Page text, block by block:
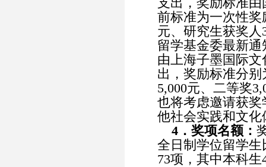
支出，奖励标准
前标准为一次性奖
元、研究生获奖人
留学基金委最新
由上海子墨国际
出，奖励标准分
5,000元、二等奖
也将考虑邀请获奖
他社会实践和文化
4．奖项名额：
全日制学位留学生
73项，其中本科